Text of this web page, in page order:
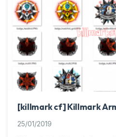
[killmark cf] Killmark
25/01/2019